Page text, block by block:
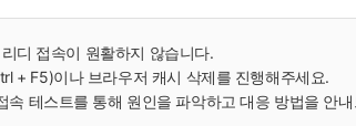
리디 접속이 원활하지 않습니다.
+ F5)이나 브라우저 캐시 삭제를 진행해주세요.
속 테스트를 통해 원인을 파악하고 대응 방법을 안